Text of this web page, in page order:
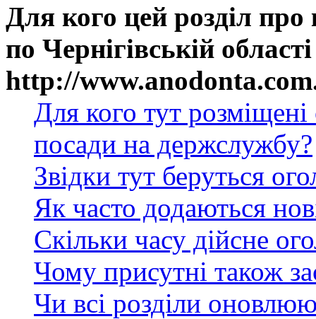
Для кого цей розділ
по Чернігівській
http://
Для кого тут
посади на держслужбу?
Звідки тут беруться
Як часто додаються
Скільки часу дійсне
Чому присутні також
Чи всі розділи